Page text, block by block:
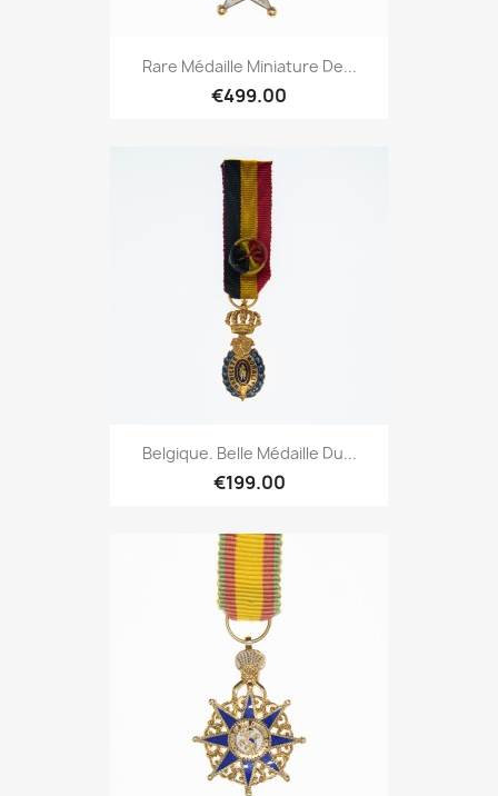
Rare Médaille Miniature De...
€499.00
Belgique. Belle Médaille Du...
€199.00